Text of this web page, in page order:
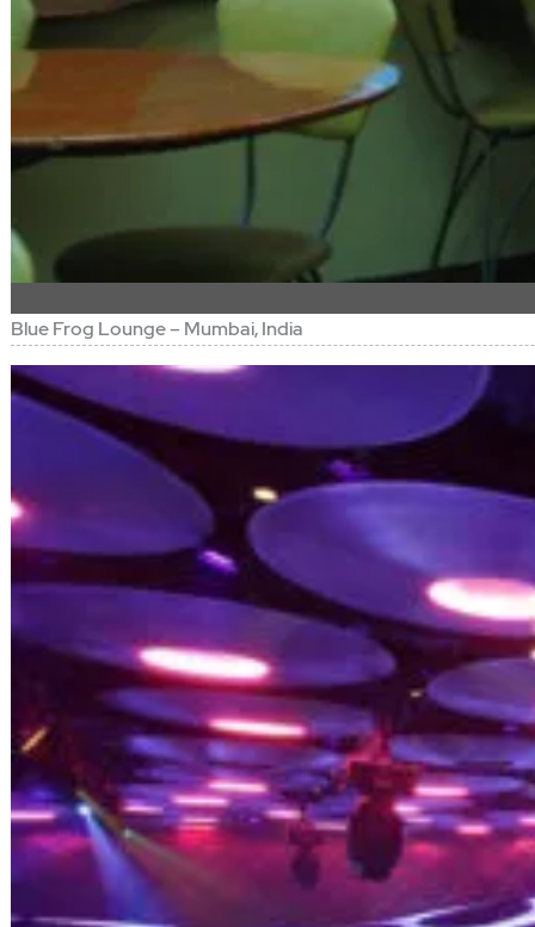
Blue Frog Lounge – Mumbai, India